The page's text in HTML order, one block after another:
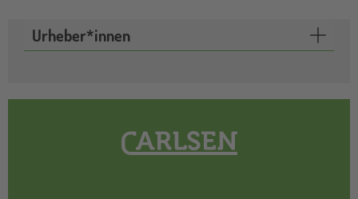
Urheber*innen